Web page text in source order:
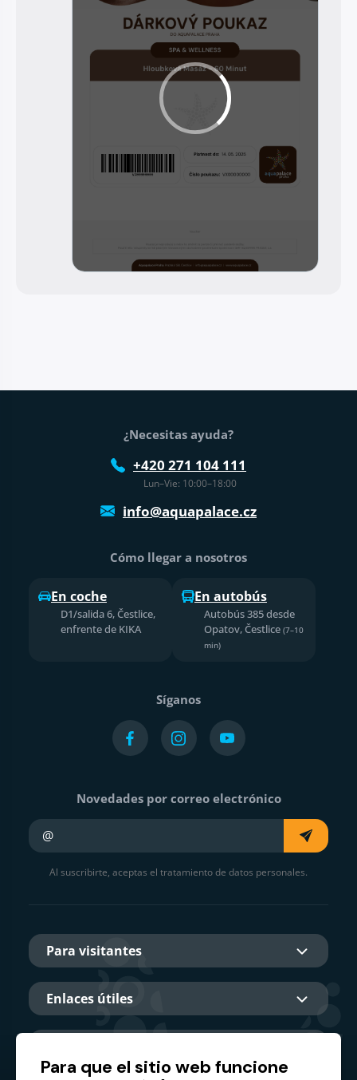
Pie de página
¿Necesitas ayuda?
+420 271 104 111
Lun–Vie: 10:00–18:00
info@aquapalace.cz
Cómo llegar a nosotros
En coche
D1/salida 6, Čestlice,
enfrente de KIKA
En autobús
Autobús 385 desde
Opatov, Čestlice (7–10
min)
Síganos
Novedades por correo electrónico
Al suscribirte, aceptas el tratamiento de datos personales.
Para visitantes
Enlaces útiles
Para que el sitio web funcione